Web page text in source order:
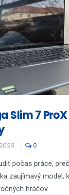
Slim 7
0
počas práce,
zaujímavý model,
hráčov.